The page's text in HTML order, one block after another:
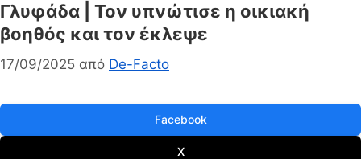
Γλυφάδα | Τον υπνώτισε η οικιακή
βοηθός και τον έκλεψε
17/09/2025 από De-Facto
Facebook
X